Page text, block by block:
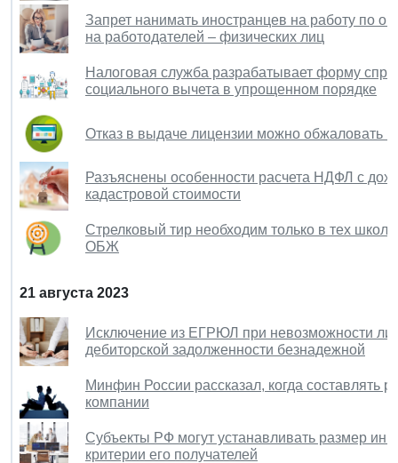
Запрет нанимать иностранцев на работу по
на работодателей – физических лиц
Налоговая служба разрабатывает форму
социального вычета в упрощенном порядке
Отказ в выдаче лицензии можно обжаловать
Разъяснены особенности расчета НДФЛ с
кадастровой стоимости
Стрелковый тир необходим только в тех
ОБЖ
21 августа 2023
Исключение из ЕГРЮЛ при невозможности
дебиторской задолженности безнадежной
Минфин России рассказал, когда составлять
компании
Субъекты РФ могут устанавливать размер
критерии его получателей